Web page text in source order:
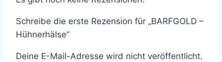
Schreibe die erste Rezension für „BARFGOLD –
Hühnerhälse“
Deine E-Mail-Adresse wird nicht veröffentlicht.